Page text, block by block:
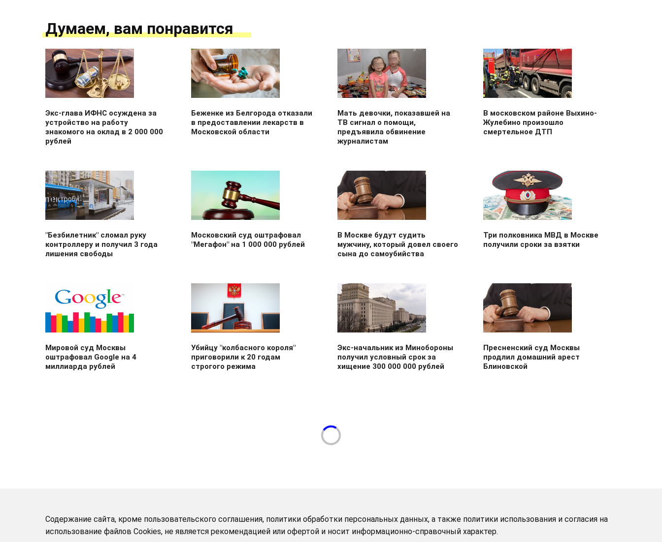
Думаем, вам понравится
Экс-глава ИФНС осуждена за
устройство на работу
знакомого на оклад в 2 000 000
рублей
Беженке из Белгорода отказали
в предоставлении лекарств в
Московской области
Мать девочки, показавшей на
ТВ сигнал о помощи,
предъявила обвинение
журналистам
В московском районе Выхино-
Жулебино произошло
смертельное ДТП
"Безбилетник" сломал руку
контроллеру и получил 3 года
лишения свободы
Московский суд оштрафовал
"Мегафон" на 1 000 000 рублей
В Москве будут судить
мужчину, который довел своего
сына до самоубийства
Три полковника МВД в Москве
получили сроки за взятки
Мировой суд Москвы
оштрафовал Google на 4
миллиарда рублей
Убийцу "колбасного короля"
приговорили к 20 годам
строгого режима
Экс-начальник из Минобороны
получил условный срок за
хищение 300 000 000 рублей
Пресненский суд Москвы
продлил домашний арест
Блиновской
Содержание сайта, кроме пользовательского соглашения, политики обработки персональных данных, а также политики использования и согласия на
использование файлов Cookies, не является рекомендацией или офертой и носит информационно-справочный характер.